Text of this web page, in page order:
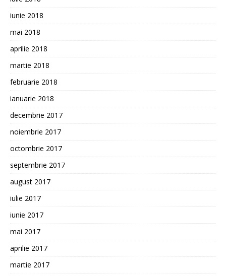
iunie 2018
mai 2018
aprilie 2018
martie 2018
februarie 2018
ianuarie 2018
decembrie 2017
noiembrie 2017
octombrie 2017
septembrie 2017
august 2017
iulie 2017
iunie 2017
mai 2017
aprilie 2017
martie 2017